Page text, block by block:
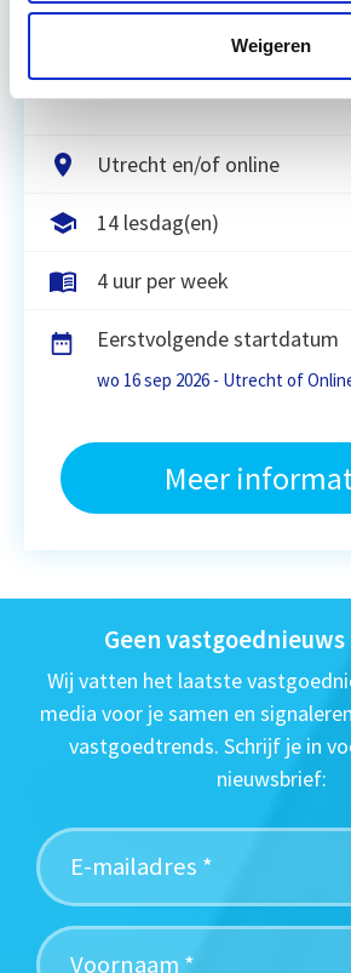
Weigeren
onvermijdelijke) incidentele
zo goed mogelijk zelf kunt
en online… Lees verder
Utrecht en/of online
14 lesdag(en)
4 uur per week
Eerstvolgende startdatum
wo 16 sep 2026 - Utrecht of
Meer
Geen vastgoednieuws
Wij vatten het laatste
media voor je samen en
vastgoedtrends. Schrijf je in
nieuwsbrief: